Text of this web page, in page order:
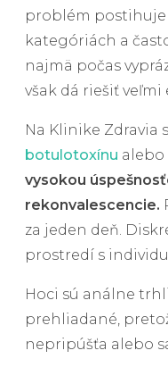
problém postihuje
kategóriách a
najmä počas
však dá riešiť veľmi
Na Klinike Zdravia
botulotoxínu alebo
vysokou
rekonvalescencie.
za jeden deň.
prostredí s
Hoci sú análne
prehliadané,
nepripúšťa alebo